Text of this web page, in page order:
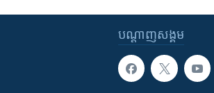
បណ្តាញ​សង្គម